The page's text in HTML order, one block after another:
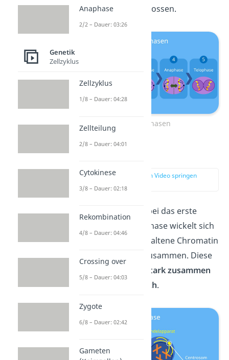
vollständig abgeschlossen.
Mitose Phasen
zur Stelle im Video springen
Die Prophase ist dabei das erste
Stadium. In dieser Phase wickelt sich
das im Zellkern enthaltene Chromatin
zu Chromosomen zusammen. Diese
stark zusammen
spiralisieren sich.
Anaphase
2/2 – Dauer: 03:26
Genetik
Zellzyklus
Zellzyklus
1/8 – Dauer: 04:28
Zellteilung
2/8 – Dauer: 04:01
Cytokinese
3/8 – Dauer: 02:18
Rekombination
4/8 – Dauer: 04:46
Crossing over
5/8 – Dauer: 04:03
Zygote
6/8 – Dauer: 02:42
Gameten